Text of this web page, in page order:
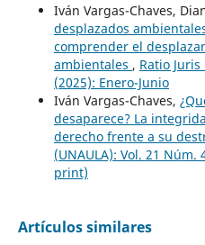
Iván Vargas-Chaves,
desplazados
comprender el
ambientales , Ratio Juris
(2025): Enero-Junio
Iván Vargas-Chaves,
desaparece? La
derecho frente a su
(UNAULA): Vol. 21 Núm.
print)
Artículos similares